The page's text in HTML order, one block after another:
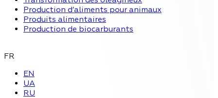
Production d’aliments pour animaux
Produits alimentaires
Production de biocarburants
FR
EN
UA
RU